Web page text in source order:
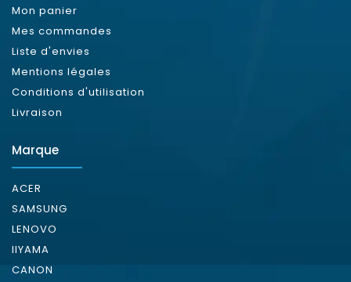
Mon panier
Mes commandes
Liste d'envies
Mentions légales
Conditions d'utilisation
Livraison
Marque
ACER
SAMSUNG
LENOVO
IIYAMA
CANON